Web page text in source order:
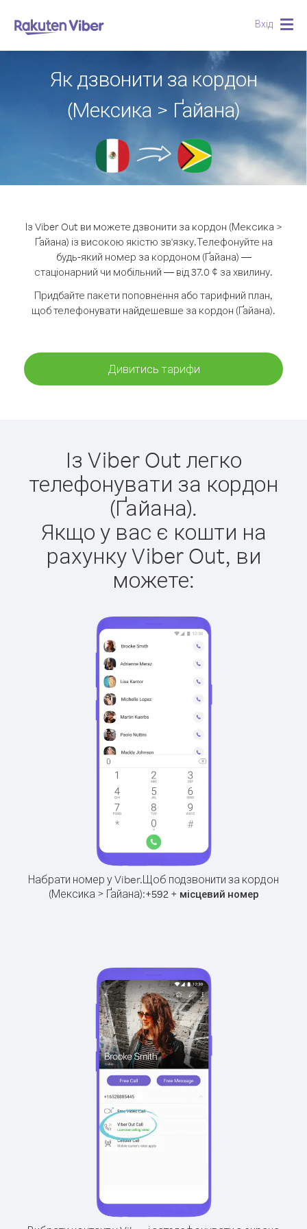
Вхід
Як дзвонити за кордон
(Мексика > Ґайана)
Із Viber Out ви можете дзвонити за кордон (Мексика >
Ґайана) із високою якістю зв'язку.Телефонуйте на
будь-який номер за кордоном (Ґайана) —
стаціонарний чи мобільний — від 37.0 ¢ за хвилину.
Придбайте пакети поповнення або тарифний план,
щоб телефонувати найдешевше за кордон (Ґайана).
Дивитись тарифи
Із Viber Out легко
телефонувати за кордон
(Ґайана).
Якщо у вас є кошти на
рахунку Viber Out, ви
можете:
Набрати номер у Viber.Щоб подзвонити за кордон
(Мексика > Ґайана):+592+ місцевий номер